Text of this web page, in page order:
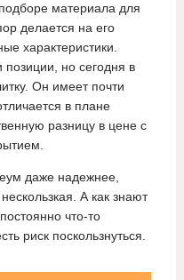
материала для
делается на его
характеристики.
но сегодня в
Он имеет почти
в плане
разницу в цене с
даже надежнее,
А как знают
что-то
риск поскользнуться.